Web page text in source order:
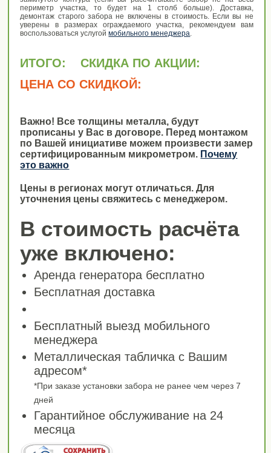
периметр участка, то будет на 1 столб больше). Доставка,
демонтаж старого забора не включены в стоимость. Если вы не
уверены в размерах ограждаемого участка, рекомендуем вам
воспользоваться услугоймобильного менеджера
ИТОГО:
СКИДКА ПО АКЦИИ:
ЦЕНА СО СКИДКОЙ:
Важно! Все толщины металла, будут
прописаны у Вас в договоре. Перед монтажом
по Вашей инициативе можем произвести замер
сертифицированным микрометром. Почему
это важно
Цены в регионах могут отличаться. Для
уточнения цены свяжитесь с менеджером.
В стоимость расчёта
уже включено:
Аренда генератора бесплатно
Бесплатная доставка
Бесплатный выезд мобильного
менеджера
Металлическая табличка с Вашим
адресом*
*При заказе установки забора не ранее чем через 7
дней
Гарантийное обслуживание на 24
месяца
СОХРАНИТЬ РАСЧЕТ